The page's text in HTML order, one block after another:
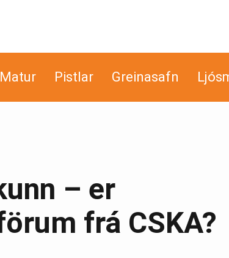
Pistlar Greinasafn
– er
frá CSKA?